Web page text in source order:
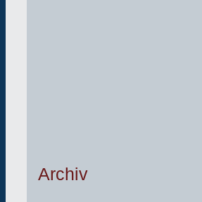
Archiv